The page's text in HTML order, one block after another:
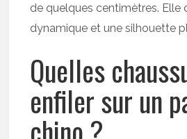
de quelques centimètres. Elle
dynamique et une silhouette
Quelles
enfiler sur un